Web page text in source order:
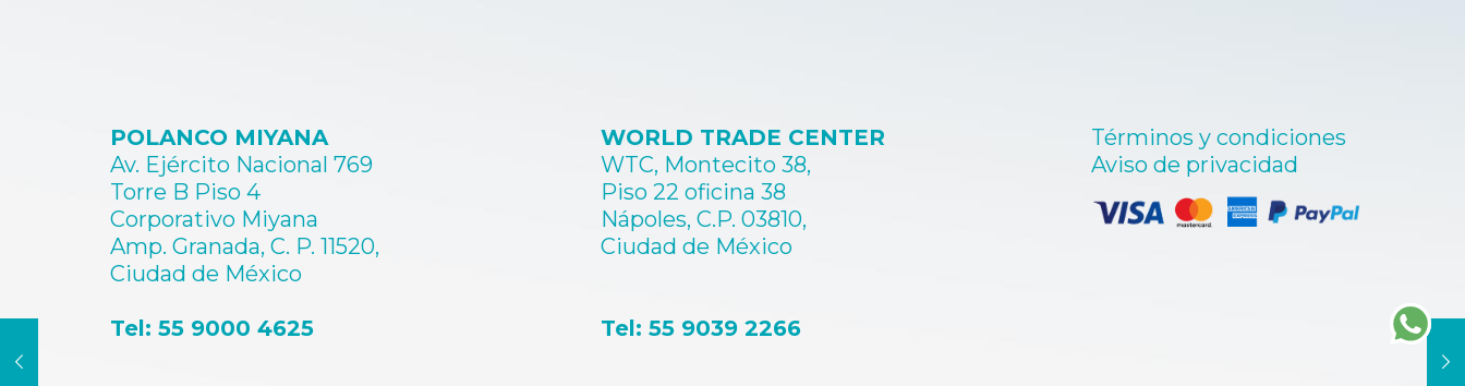
POLANCO MIYANA
Av. Ejército Nacional 769
Torre B Piso 4
Corporativo Miyana
Amp. Granada, C. P. 11520,
Ciudad de México
WORLD TRADE CENTER
WTC, Montecito 38,
Piso 22 oficina 38
Nápoles, C.P. 03810,
Ciudad de México
Términos y condiciones
Aviso de privacidad
Tel: 55 9000 4625 Tel: 55 9039 2266